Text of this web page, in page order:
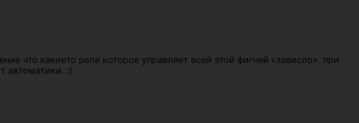
что какието реле которое управляет всей этой фигней «зависло». при
автоматики. :(